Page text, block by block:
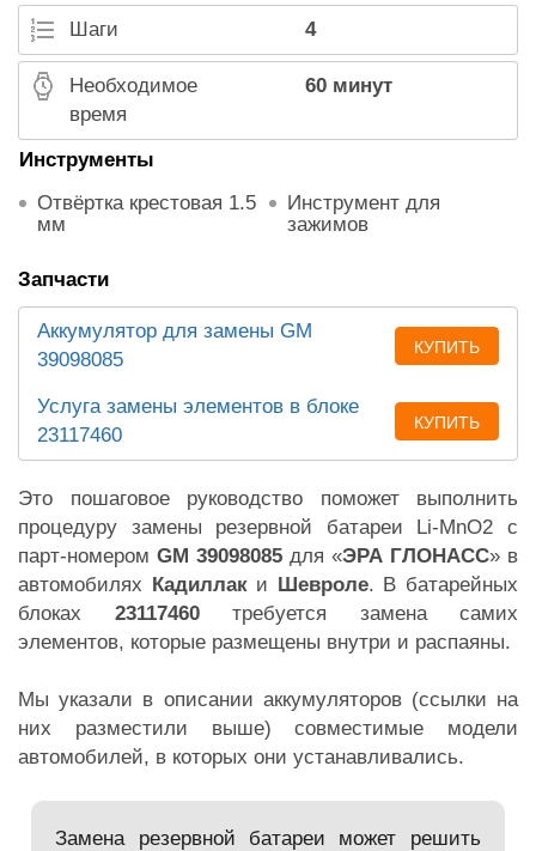
Шаги 4
Необходимое
время
60 минут
Инструменты
Отвёртка крестовая 1.5
мм
Инструмент для
зажимов
Запчасти
Аккумулятор для замены GM
39098085
КУПИТЬ
Услуга замены элементов в блоке
23117460
КУПИТЬ
Это пошаговое руководство поможет выполнить
процедуру замены резервной батареи Li-MnO2 с
парт-номером GM 39098085 для «ЭРА ГЛОНАСС» в
автомобилях Кадиллаки Шевроле. В батарейных
блоках 23117460требуется замена самих
элементов, которые размещены внутри и распаяны.
Мы указали в описании аккумуляторов (ссылки на
них разместили выше) совместимые модели
автомобилей, в которых они устанавливались.
Замена резервной батареи может решить